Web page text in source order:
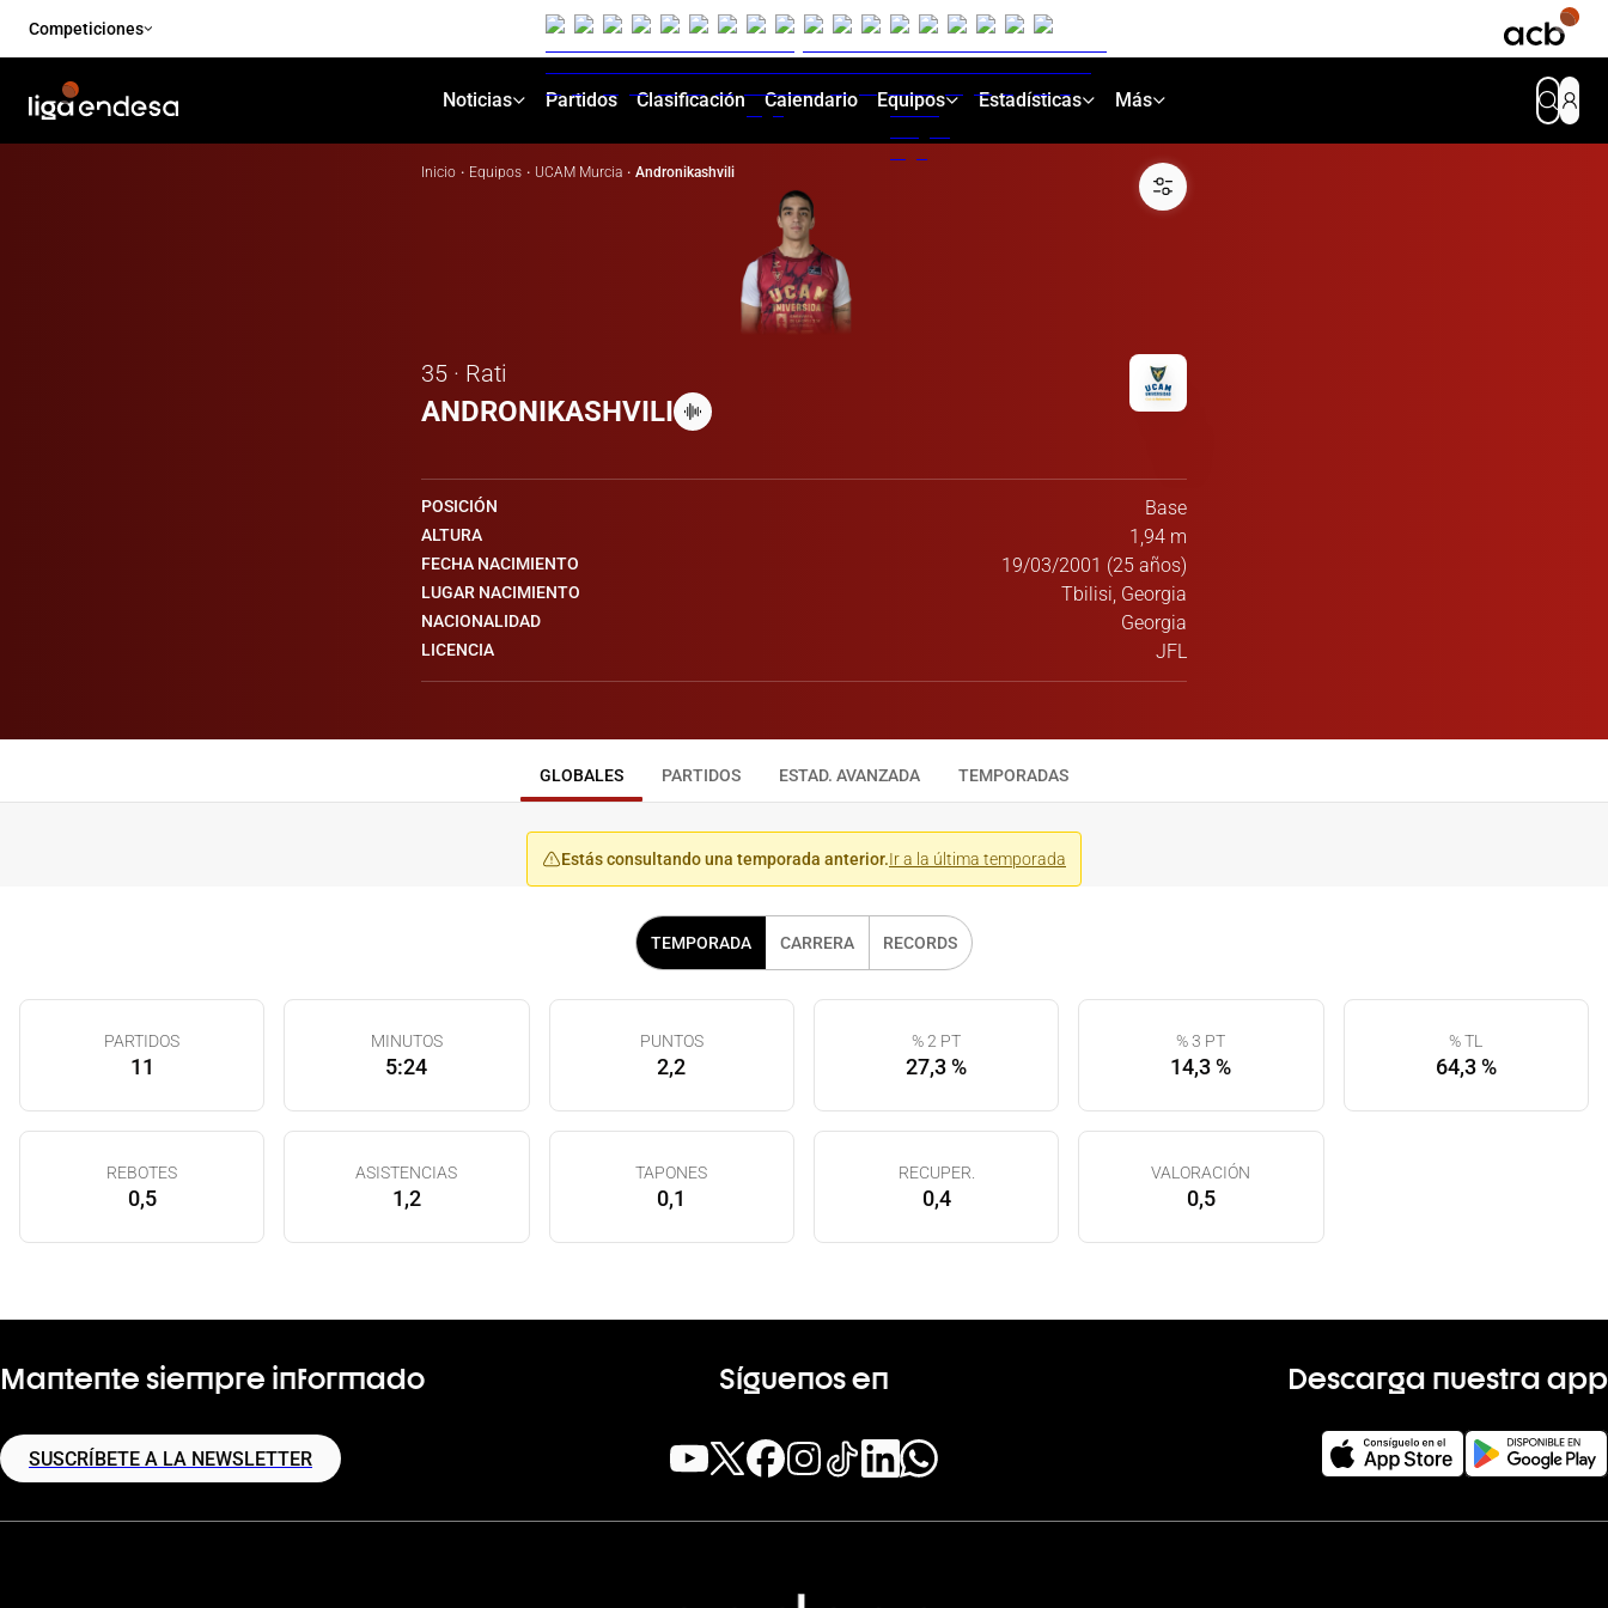
Competiciones
Noticias Partidos Clasificación Calendario Equipos Estadísticas Más
Inicio · Equipos · UCAM Murcia · Andronikashvili
35 · Rati
ANDRONIKASHVILI
POSICIÓN Base
ALTURA 1,94 m
FECHA NACIMIENTO 19/03/2001 (25 años)
LUGAR NACIMIENTO Tbilisi, Georgia
NACIONALIDAD Georgia
LICENCIA JFL
GLOBALES PARTIDOS ESTAD. AVANZADA TEMPORADAS
Estás consultando una temporada anterior.Ir a la última temporada
TEMPORADA CARRERA RECORDS
PARTIDOS
11
MINUTOS
5:24
PUNTOS
2,2
% 2 PT
27,3 %
% 3 PT
14,3 %
% TL
64,3 %
REBOTES
0,5
ASISTENCIAS
1,2
TAPONES
0,1
RECUPER.
0,4
VALORACIÓN
0,5
Mantente siempre informado
SUSCRÍBETE A LA NEWSLETTER
Síguenos en Descarga nuestra app